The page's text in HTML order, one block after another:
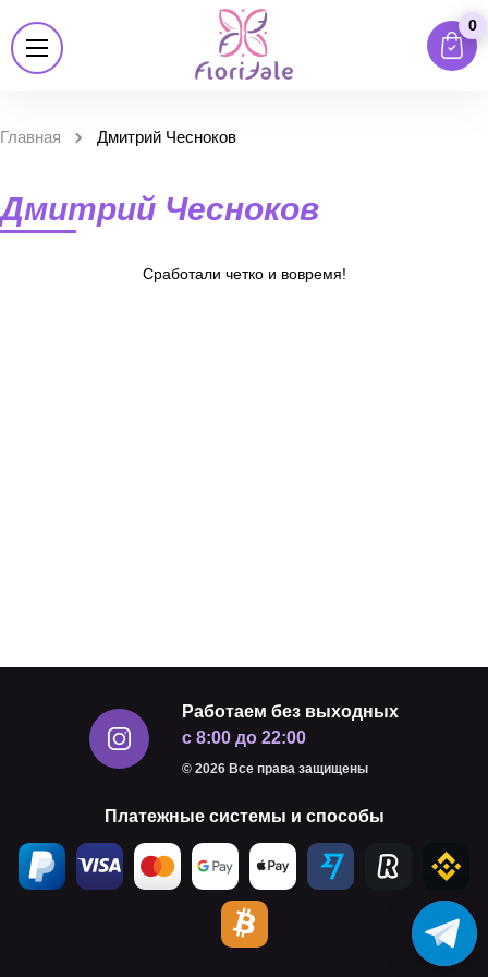
0
Главная Дмитрий Чесноков
Дмитрий Чесноков
Сработали четко и вовремя!
Работаем без выходных
с 8:00 до 22:00
© 2026 Все права защищены
Платежные системы и способы